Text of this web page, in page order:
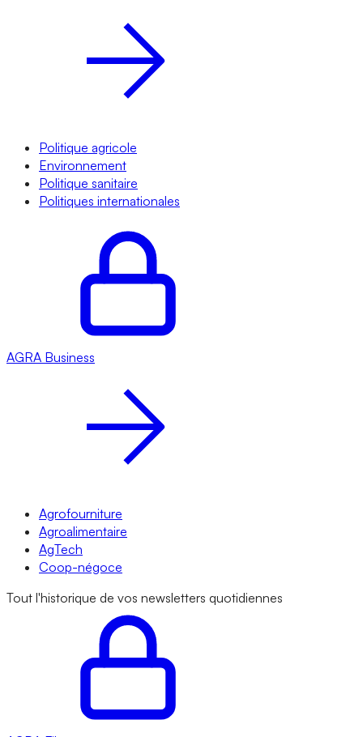
Politique agricole
Environnement
Politique sanitaire
Politiques internationales
AGRA Business
Agrofourniture
Agroalimentaire
AgTech
Coop-négoce
Tout l'historique de vos newsletters quotidiennes